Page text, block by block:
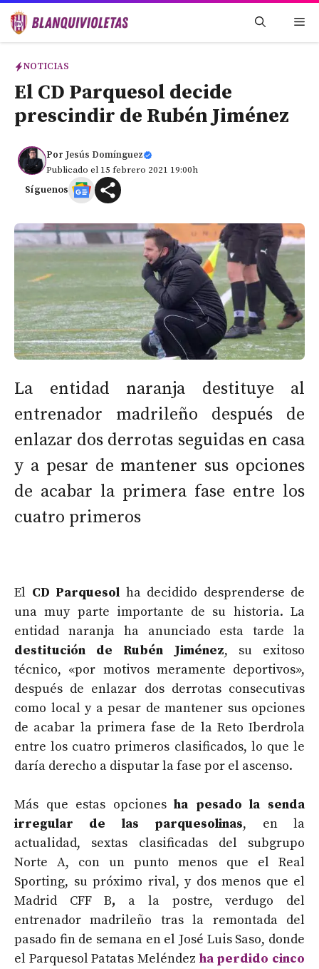
Saltar
NOTICIAS
El CD Parquesol decide
prescindir de Rubén Jiménez
Por Jesús Domínguez
Publicado el 15 febrero 2021 19:00h
Síguenos
La entidad naranja destituye al
entrenador madrileño después de
enlazar dos derrotas seguidas en casa
y a pesar de mantener sus opciones
de acabar la primera fase entre los
cuatro primeros
El CD Parquesol ha decidido desprenderse de
una muy parte importante de su historia. La
entidad naranja ha anunciado esta tarde la
destitución de Rubén Jiménez, su exitoso
técnico, «por motivos meramente deportivos»,
después de enlazar dos derrotas consecutivas
como local y a pesar de mantener sus opciones
de acabar la primera fase de la Reto Iberdrola
entre los cuatro primeros clasificados, lo que le
daría derecho a disputar la fase por el ascenso.
Más que estas opcionesha pesado la senda
irregular de las parquesolinas, en la
actualidad, sextas clasificadas del subgrupo
Norte A, con un punto menos que el Real
Sporting, su próximo rival, y dos menos que el
Madrid CFF B, a la postre, verdugo del
entrenador madrileño tras la remontada del
pasado fin de semana en el José Luis Saso, donde
el Parquesol Patatas Meléndez ha perdido cinco